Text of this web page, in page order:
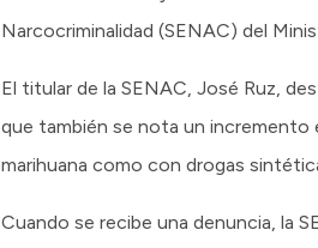
Narcocriminalidad (SENAC) del
El titular de la SENAC, José Ruz,
que también se nota un
marihuana como con drogas
Cuando se recibe una denuncia, la